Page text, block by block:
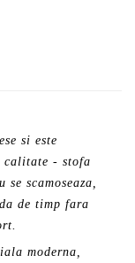
si este
calitate - stofa
scamoseaza,
de timp fara
moderna,